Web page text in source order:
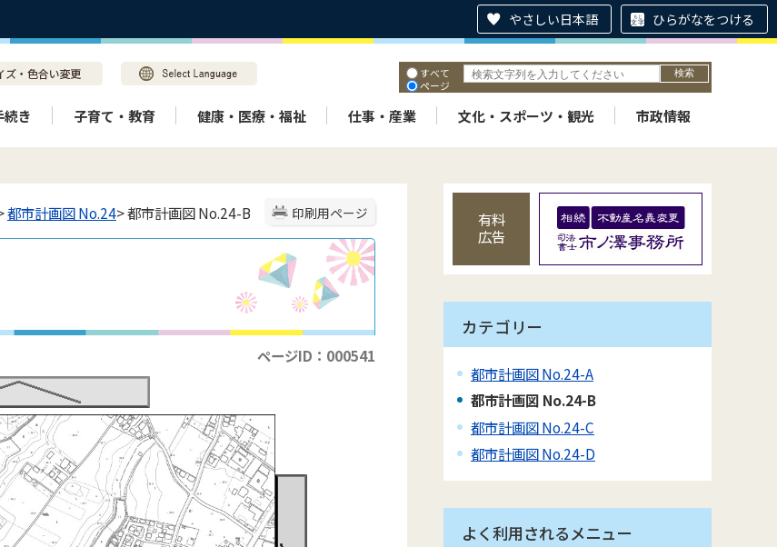
やさしい日本語 ひらがなをつける
すべて
ページ
き 子育て・教育 健康・医療・福祉 仕事・産業 文化・スポーツ・観光 市政情報
印刷用ページ
都市計画図 No.24> 都市計画図 No.24-B
ページID：000541
有料
広告
カテゴリー
都市計画図 No.24-A
都市計画図 No.24-B
都市計画図 No.24-C
都市計画図 No.24-D
よく利用されるメニュー